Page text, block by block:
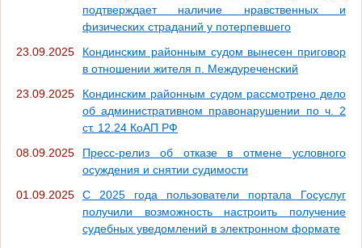
подтверждает наличие нравственных и
физических страданий у потерпевшего
23.09.2025
Кондинским районным судом вынесен приговор
в отношении жителя п. Междуреченский
23.09.2025
Кондинским районным судом рассмотрено дело
об административном правонарушении по ч. 2
ст. 12.24 КоАП РФ
08.09.2025
Пресс-релиз об отказе в отмене условного
осуждения и снятии судимости
01.09.2025
С 2025 года пользователи портала Госуслуг
получили возможность настроить получение
судебных уведомлений в электронном формате